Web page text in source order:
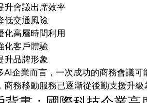
升會議出席效率
低交通風險
化高層時間利用
化客戶體驗
升品牌形象
AI企業而言，一次成功的商務會議
商務移動服務已逐漸從後勤支援升